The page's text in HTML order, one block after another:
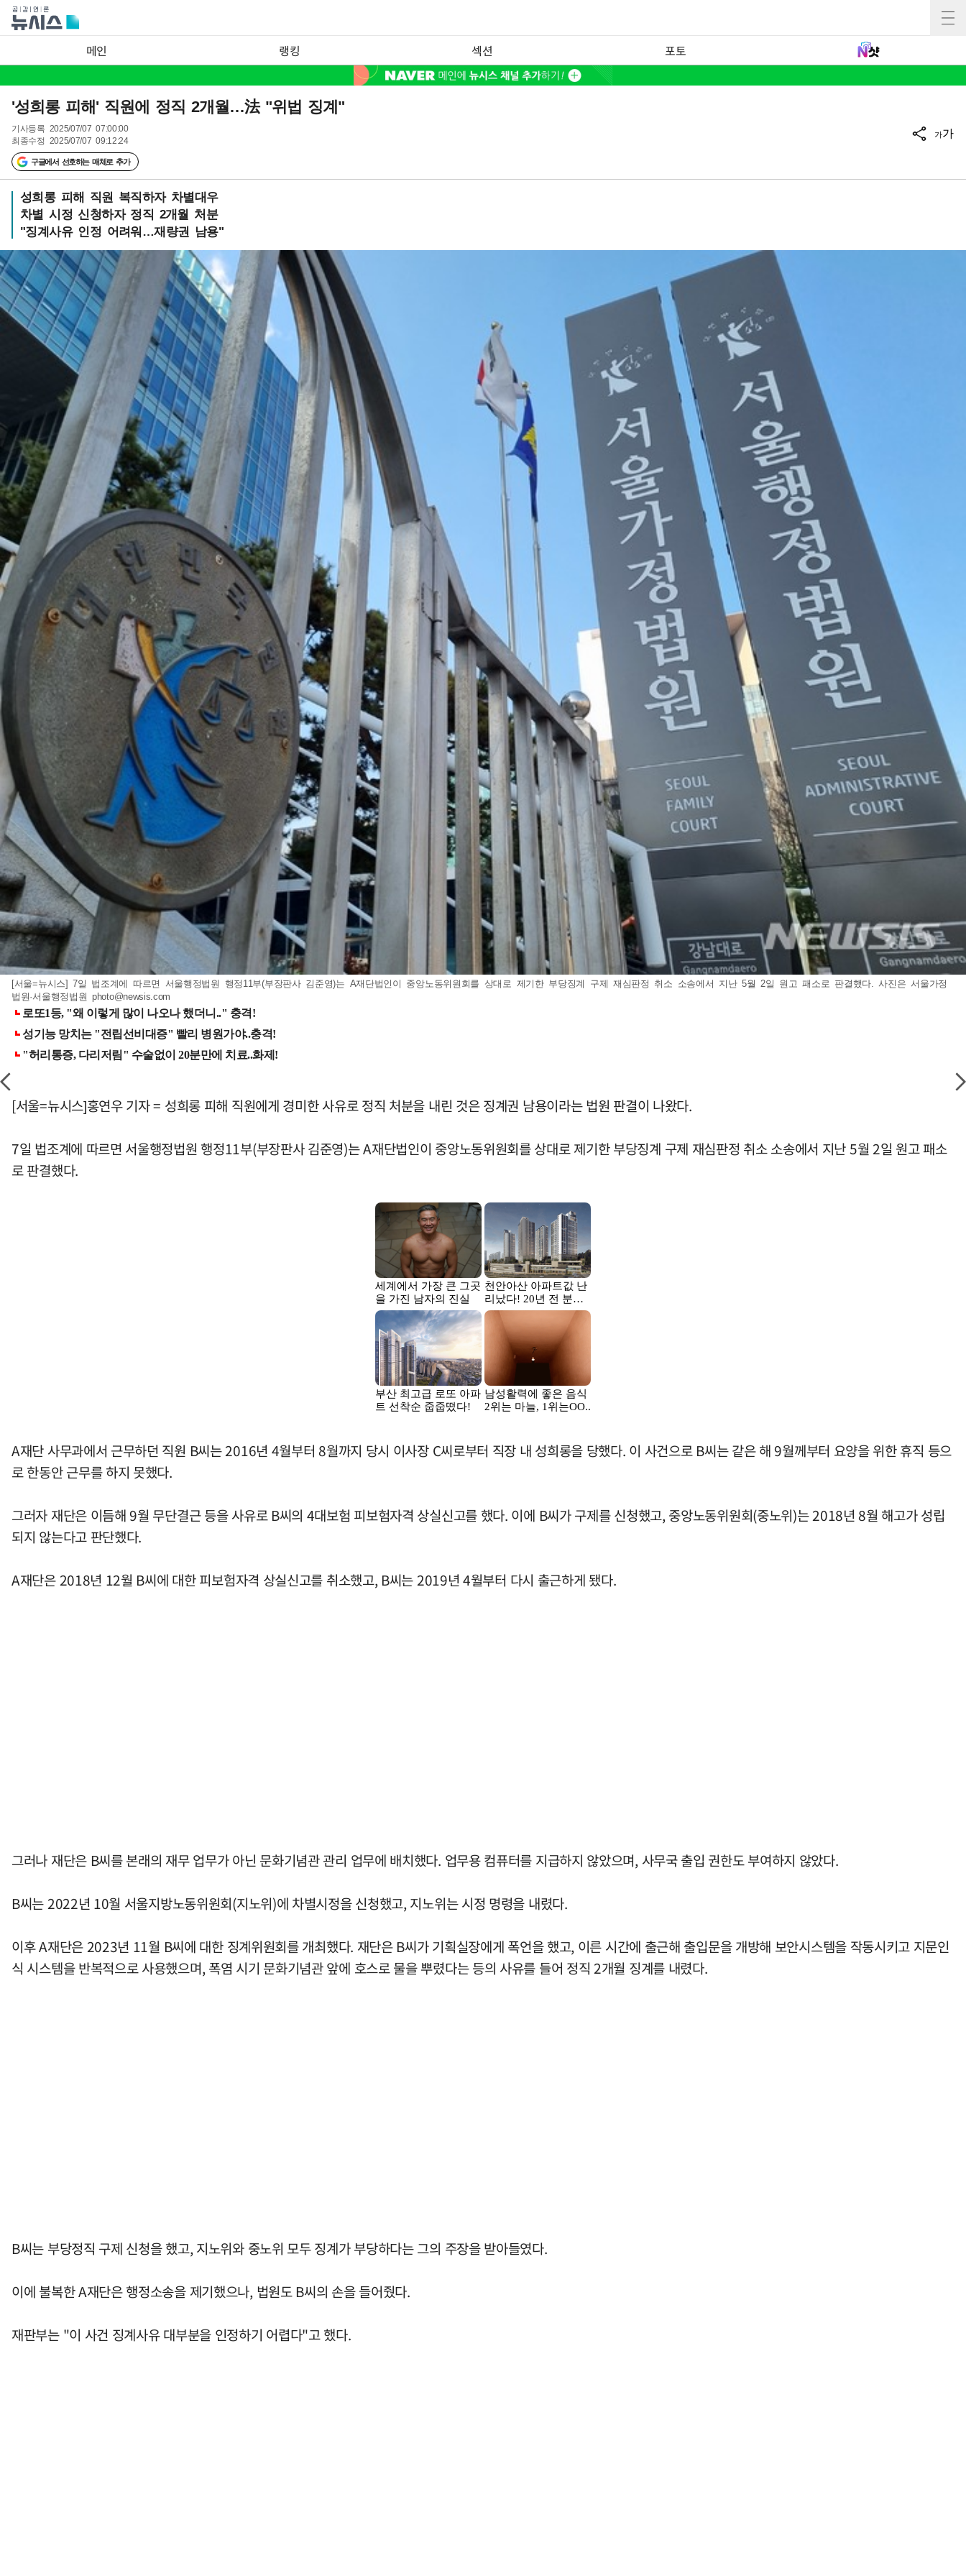
메인 랭킹 섹션 포토
'성희롱 피해' 직원에 정직 2개월…法 "위법 징계"
기사등록 2025/07/07 07:00:00
최종수정 2025/07/07 09:12:24
구글에서 선호하는 매체로 추가
가가
성희롱 피해 직원 복직하자 차별대우
차별 시정 신청하자 정직 2개월 처분
"징계사유 인정 어려워…재량권 남용"
[서울=뉴시스] 7일 법조계에 따르면 서울행정법원 행정11부(부장판사 김준영)는 A재단법인이 중앙노동위원회를 상대로 제기한 부당징계 구제 재심판정 취소 소송에서 지난 5월 2일 원고 패소로 판결했다. 사진은 서울가정
법원·서울행정법원 photo@newsis.com
[서울=뉴시스]홍연우 기자 = 성희롱 피해 직원에게 경미한 사유로 정직 처분을 내린 것은 징계권 남용이라는 법원 판결이 나왔다.
7일 법조계에 따르면 서울행정법원 행정11부(부장판사 김준영)는 A재단법인이 중앙노동위원회를 상대로 제기한 부당징계 구제 재심판정 취소 소송에서 지난 5월 2일 원고 패소
로 판결했다.
A재단 사무과에서 근무하던 직원 B씨는 2016년 4월부터 8월까지 당시 이사장 C씨로부터 직장 내 성희롱을 당했다. 이 사건으로 B씨는 같은 해 9월께부터 요양을 위한 휴직 등으
로 한동안 근무를 하지 못했다.
그러자 재단은 이듬해 9월 무단결근 등을 사유로 B씨의 4대보험 피보험자격 상실신고를 했다. 이에 B씨가 구제를 신청했고, 중앙노동위원회(중노위)는 2018년 8월 해고가 성립
되지 않는다고 판단했다.
A재단은 2018년 12월 B씨에 대한 피보험자격 상실신고를 취소했고, B씨는 2019년 4월부터 다시 출근하게 됐다.
그러나 재단은 B씨를 본래의 재무 업무가 아닌 문화기념관 관리 업무에 배치했다. 업무용 컴퓨터를 지급하지 않았으며, 사무국 출입 권한도 부여하지 않았다.
B씨는 2022년 10월 서울지방노동위원회(지노위)에 차별시정을 신청했고, 지노위는 시정 명령을 내렸다.
이후 A재단은 2023년 11월 B씨에 대한 징계위원회를 개최했다. 재단은 B씨가 기획실장에게 폭언을 했고, 이른 시간에 출근해 출입문을 개방해 보안시스템을 작동시키고 지문인
식 시스템을 반복적으로 사용했으며, 폭염 시기 문화기념관 앞에 호스로 물을 뿌렸다는 등의 사유를 들어 정직 2개월 징계를 내렸다.
B씨는 부당정직 구제 신청을 했고, 지노위와 중노위 모두 징계가 부당하다는 그의 주장을 받아들였다.
이에 불복한 A재단은 행정소송을 제기했으나, 법원도 B씨의 손을 들어줬다.
재판부는 "이 사건 징계사유 대부분을 인정하기 어렵다"고 했다.